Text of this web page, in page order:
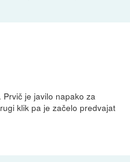
je javilo napako za
klik pa je začelo predvajat